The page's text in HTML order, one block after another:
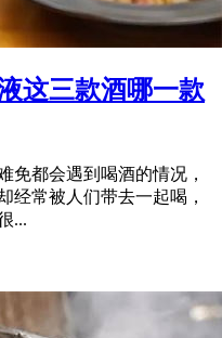
这三款酒哪一款
免都会遇到喝酒的情况，
经常被人们带去一起喝，
...